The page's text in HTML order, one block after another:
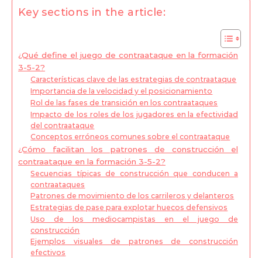
Key sections in the article:
¿Qué define el juego de contraataque en la formación
3-5-2?
Características clave de las estrategias de contraataque
Importancia de la velocidad y el posicionamiento
Rol de las fases de transición en los contraataques
Impacto de los roles de los jugadores en la efectividad
del contraataque
Conceptos erróneos comunes sobre el contraataque
¿Cómo facilitan los patrones de construcción el
contraataque en la formación 3-5-2?
Secuencias típicas de construcción que conducen a
contraataques
Patrones de movimiento de los carrileros y delanteros
Estrategias de pase para explotar huecos defensivos
Uso de los mediocampistas en el juego de
construcción
Ejemplos visuales de patrones de construcción
efectivos